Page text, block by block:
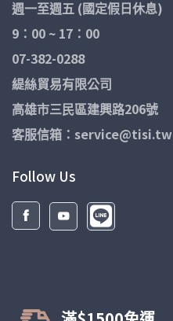
週一至週五 (國定假日休息)
9：00 ~ 17：00
07-382-0288
緹絲貿易有限公司
高雄市三民區建興路206號
客服信箱：service@tisi.tw
Follow Us